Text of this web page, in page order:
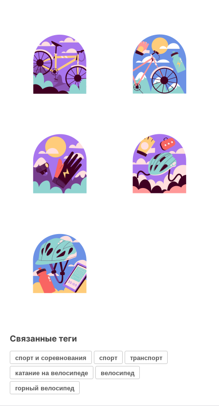
Связанные теги
спорт и соревнования спорт
транспорт
катание на велосипеде
велосипед
горный велосипед